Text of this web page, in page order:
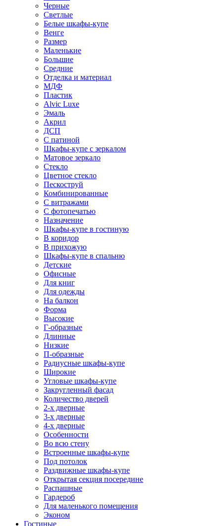
Черные
Светлые
Белые шкафы-купе
Венге
Размер
Маленькие
Большие
Средние
Отделка и материал
МДФ
Пластик
Alvic Luxe
Эмаль
Акрил
ДСП
С патиной
Шкафы-купе с зеркалом
Матовое зеркало
Стекло
Цветное стекло
Пескоструй
Комбинированные
С витражами
С фотопечатью
Назначение
Шкафы-купе в гостиную
В коридор
В прихожую
Шкафы-купе в спальню
Детские
Офисные
Для книг
Для одежды
На балкон
Форма
Высокие
Г-образные
Длинные
Низкие
П-образные
Радиусные шкафы-купе
Широкие
Угловые шкафы-купе
Закругленный фасад
Количество дверей
2-х дверные
3-х дверные
4-х дверные
Особенности
Во всю стену
Встроенные шкафы-купе
Под потолок
Раздвижные шкафы-купе
Открытая секция посередине
Распашные
Гардероб
Для маленького помещения
Эконом
Гостиные